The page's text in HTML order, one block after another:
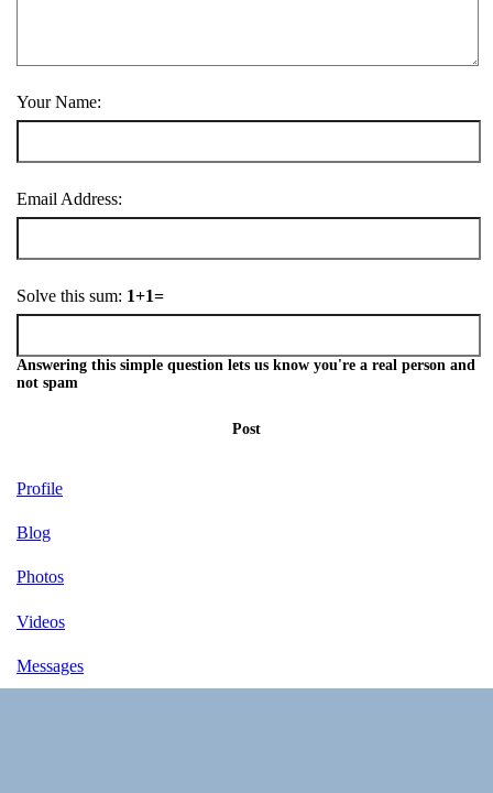
Your Name:
Email Address:
Solve this sum: 1+1=
Answering this simple question lets us know you're a real person and
not spam
Post
Profile
Blog
Photos
Videos
Messages